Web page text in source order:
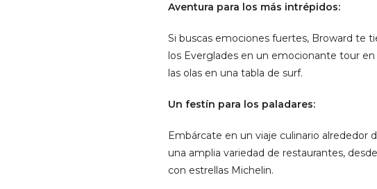
Aventura para los más intrépidos:
Si buscas emociones fuertes, Broward te
los Everglades en un emocionante tour
las olas en una tabla de surf.
Un festín para los paladares:
Embárcate en un viaje culinario alrededor
una amplia variedad de restaurantes,
con estrellas Michelin.